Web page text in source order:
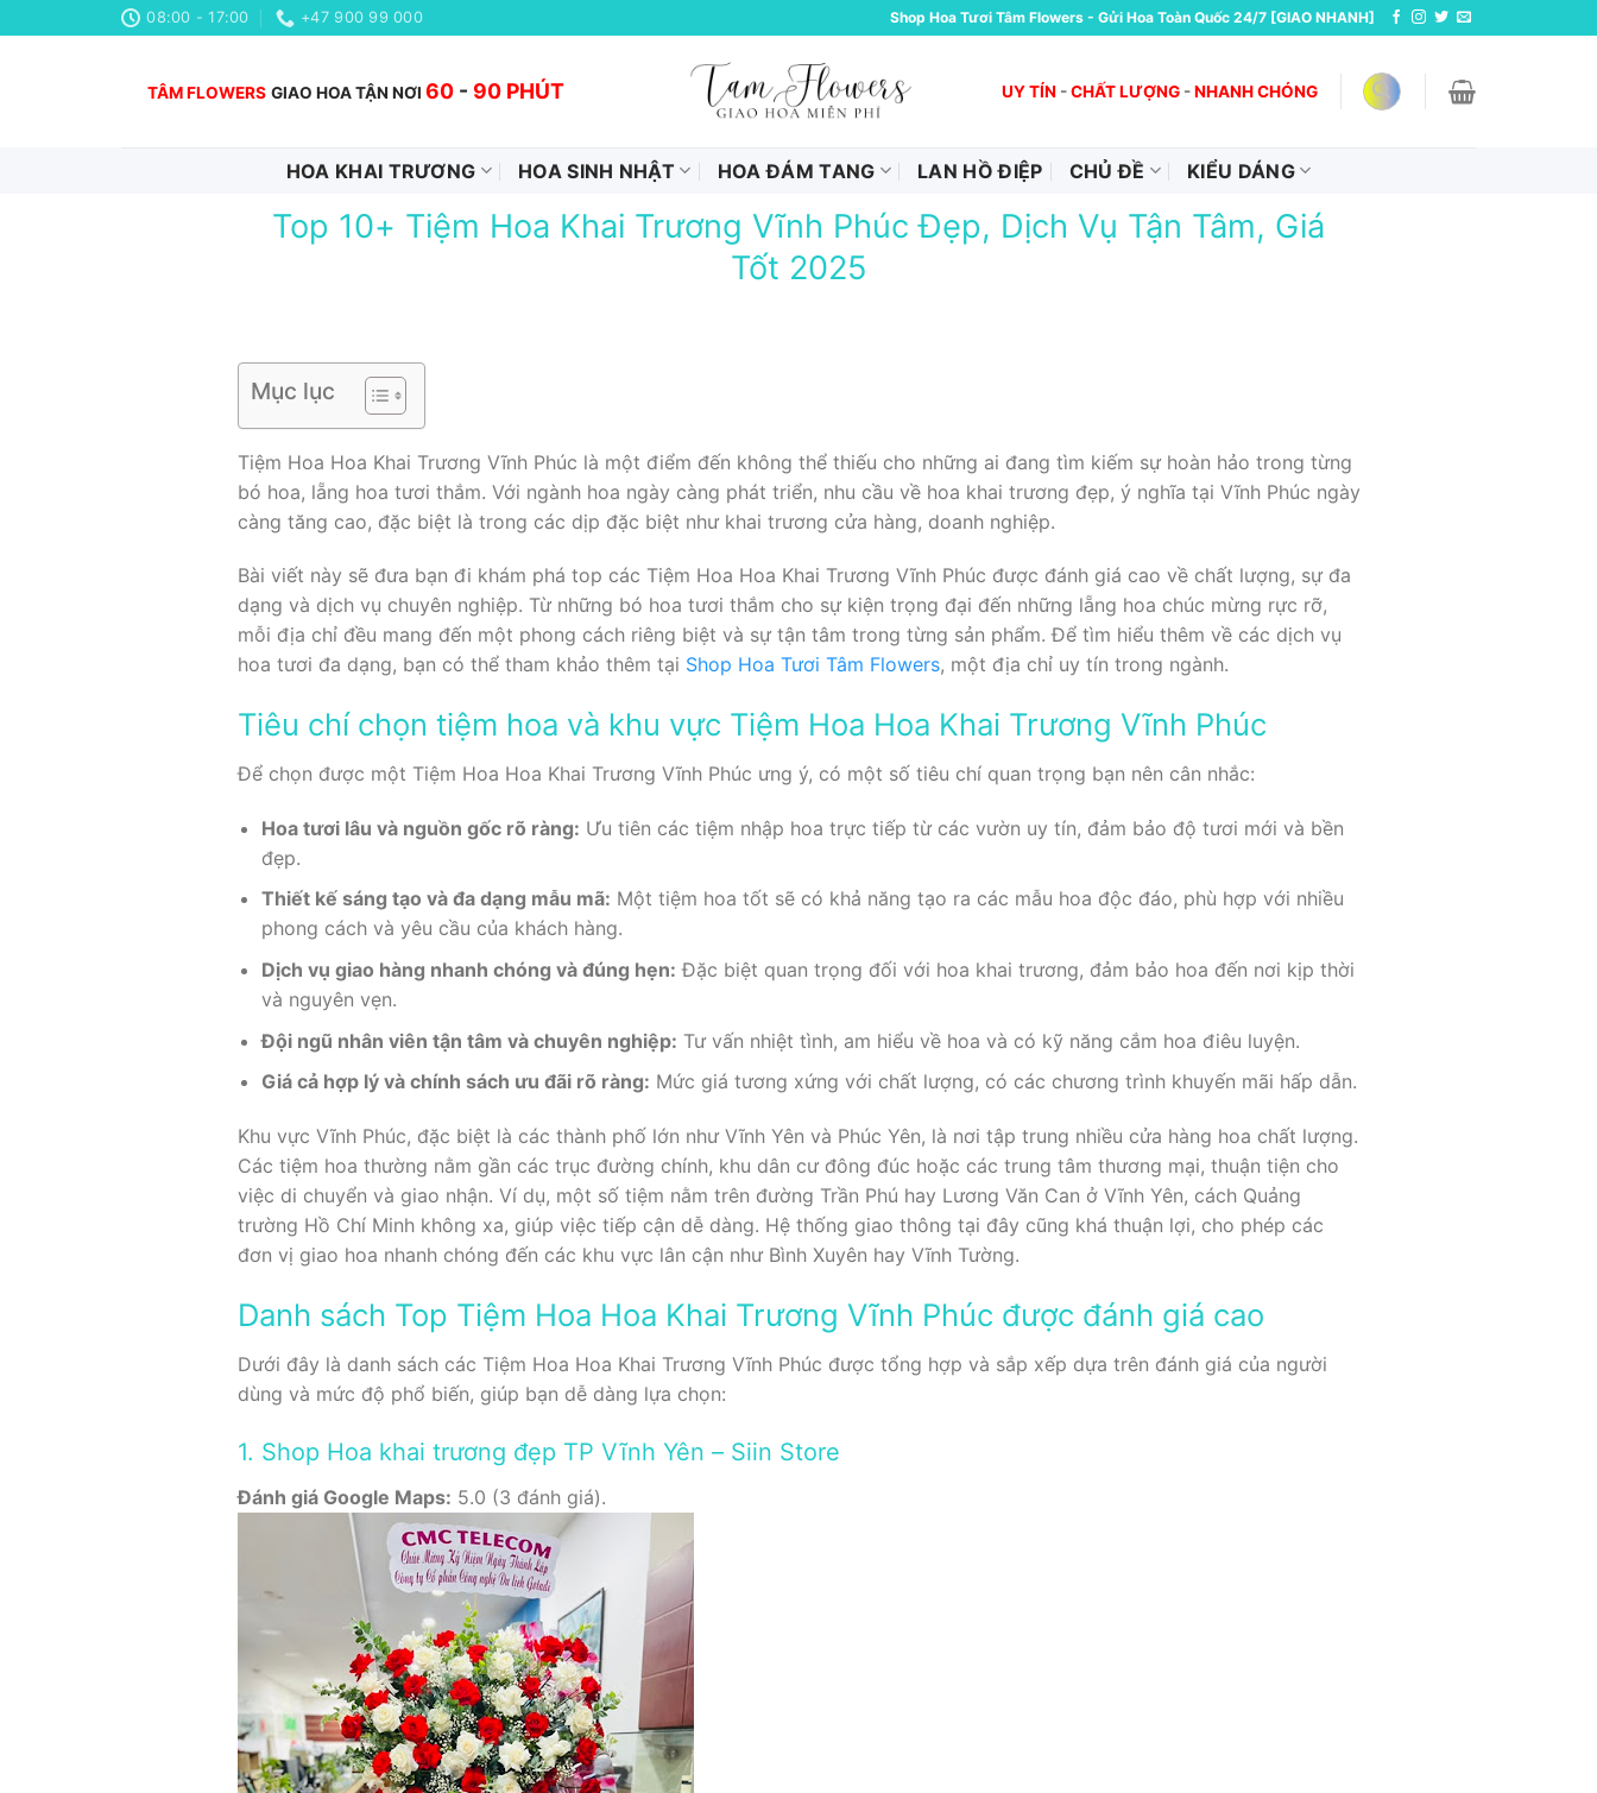
đến
08:00 - 17:00 +47 900 99 000 Shop Hoa Tươi Tâm Flowers - Gửi Hoa Toàn Quốc 24/7 [GIAO NHANH]
TÂM FLOWERS GIAO HOA TẬN NƠI 60 - 90 PHÚT UY TÍN -CHẤT LƯỢNG -NHANH CHÓNG
HOA KHAI TRƯƠNG HOA SINH NHẬT HOA ĐÁM TANG LAN HỒ ĐIỆP CHỦ ĐỀ KIỂU DÁNG
Top 10+ Tiệm Hoa Khai Trương Vĩnh Phúc Đẹp, Dịch Vụ Tận Tâm, Giá
Tốt 2025
Mục lục
Tiệm Hoa Hoa Khai Trương Vĩnh Phúc là một điểm đến không thể thiếu cho những ai đang tìm kiếm sự hoàn hảo trong từng
bó hoa, lẵng hoa tươi thắm. Với ngành hoa ngày càng phát triển, nhu cầu về hoa khai trương đẹp, ý nghĩa tại Vĩnh Phúc ngày
càng tăng cao, đặc biệt là trong các dịp đặc biệt như khai trương cửa hàng, doanh nghiệp.
Bài viết này sẽ đưa bạn đi khám phá top các Tiệm Hoa Hoa Khai Trương Vĩnh Phúc được đánh giá cao về chất lượng, sự đa
dạng và dịch vụ chuyên nghiệp. Từ những bó hoa tươi thắm cho sự kiện trọng đại đến những lẵng hoa chúc mừng rực rỡ,
mỗi địa chỉ đều mang đến một phong cách riêng biệt và sự tận tâm trong từng sản phẩm. Để tìm hiểu thêm về các dịch vụ
hoa tươi đa dạng, bạn có thể tham khảo thêm tại Shop Hoa Tươi Tâm Flowers, một địa chỉ uy tín trong ngành.
Tiêu chí chọn tiệm hoa và khu vực Tiệm Hoa Hoa Khai Trương Vĩnh Phúc
Để chọn được một Tiệm Hoa Hoa Khai Trương Vĩnh Phúc ưng ý, có một số tiêu chí quan trọng bạn nên cân nhắc:
Hoa tươi lâu và nguồn gốc rõ ràng: Ưu tiên các tiệm nhập hoa trực tiếp từ các vườn uy tín, đảm bảo độ tươi mới và bền
đẹp.
Thiết kế sáng tạo và đa dạng mẫu mã: Một tiệm hoa tốt sẽ có khả năng tạo ra các mẫu hoa độc đáo, phù hợp với nhiều
phong cách và yêu cầu của khách hàng.
Dịch vụ giao hàng nhanh chóng và đúng hẹn: Đặc biệt quan trọng đối với hoa khai trương, đảm bảo hoa đến nơi kịp thời
và nguyên vẹn.
Đội ngũ nhân viên tận tâm và chuyên nghiệp: Tư vấn nhiệt tình, am hiểu về hoa và có kỹ năng cắm hoa điêu luyện.
Giá cả hợp lý và chính sách ưu đãi rõ ràng: Mức giá tương xứng với chất lượng, có các chương trình khuyến mãi hấp dẫn.
Khu vực Vĩnh Phúc, đặc biệt là các thành phố lớn như Vĩnh Yên và Phúc Yên, là nơi tập trung nhiều cửa hàng hoa chất lượng.
Các tiệm hoa thường nằm gần các trục đường chính, khu dân cư đông đúc hoặc các trung tâm thương mại, thuận tiện cho
việc di chuyển và giao nhận. Ví dụ, một số tiệm nằm trên đường Trần Phú hay Lương Văn Can ở Vĩnh Yên, cách Quảng
trường Hồ Chí Minh không xa, giúp việc tiếp cận dễ dàng. Hệ thống giao thông tại đây cũng khá thuận lợi, cho phép các
đơn vị giao hoa nhanh chóng đến các khu vực lân cận như Bình Xuyên hay Vĩnh Tường.
Danh sách Top Tiệm Hoa Hoa Khai Trương Vĩnh Phúc được đánh giá cao
Dưới đây là danh sách các Tiệm Hoa Hoa Khai Trương Vĩnh Phúc được tổng hợp và sắp xếp dựa trên đánh giá của người
dùng và mức độ phổ biến, giúp bạn dễ dàng lựa chọn:
1. Shop Hoa khai trương đẹp TP Vĩnh Yên – Siin Store
Đánh giá Google Maps: 5.0 (3 đánh giá).